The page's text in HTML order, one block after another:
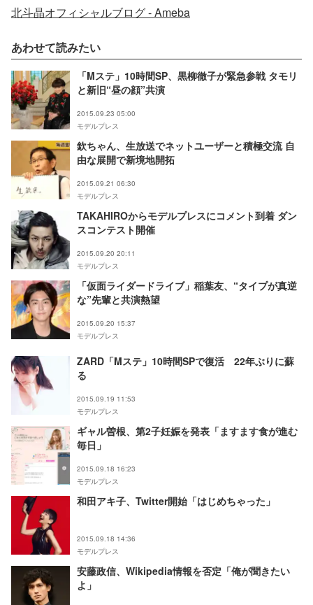
北斗晶オフィシャルブログ - Ameba
あわせて読みたい
「Mステ」10時間SP、黒柳徹子が緊急参戦 タモリ
と新旧“昼の顔”共演
2015.09.23 05:00
モデルプレス
欽ちゃん、生放送でネットユーザーと積極交流 自
由な展開で新境地開拓
2015.09.21 06:30
モデルプレス
TAKAHIROからモデルプレスにコメント到着 ダン
スコンテスト開催
2015.09.20 20:11
モデルプレス
「仮面ライダードライブ」稲葉友、“タイプが真逆
な”先輩と共演熱望
2015.09.20 15:37
モデルプレス
ZARD「Mステ」10時間SPで復活 22年ぶりに蘇
る
2015.09.19 11:53
モデルプレス
ギャル曽根、第2子妊娠を発表「ますます食が進む
毎日」
2015.09.18 16:23
モデルプレス
和田アキ子、Twitter開始「はじめちゃった」
2015.09.18 14:36
モデルプレス
安藤政信、Wikipedia情報を否定「俺が聞きたい
よ」